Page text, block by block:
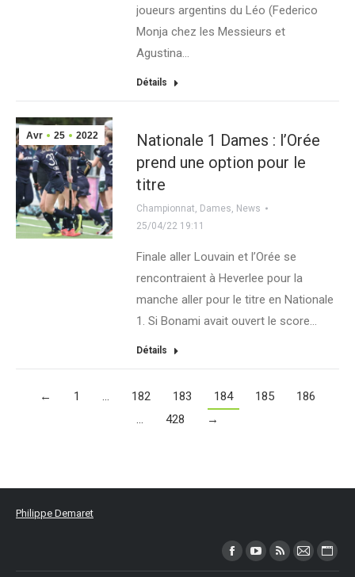
joueurs argentins du Léo (Federico
Monja chez les Messieurs et
Agustina…
Détails
Avr 25 2022
Nationale 1 Dames : l’Orée
prend une option pour le
titre
Championnat, Dames, News
25/04/22 19:11
Finale aller Louvain et l’Orée se
rencontraient à Heverlee pour la
manche aller pour le titre en Nationale
1. Si Bonami avait ouvert le score…
Détails
← 1 … 182 183 184 185
186
…
428 →
Philippe Demaret
Facebook
YouTubeRSS Mail Site